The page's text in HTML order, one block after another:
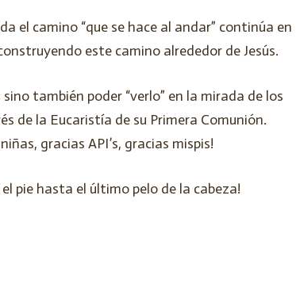
el camino “que se hace al andar” continúa en
este camino alrededor de Jesús.
también poder “verlo” en la mirada de los
de la Eucaristía de su Primera Comunión.
gracias API’s, gracias mispis!
pie hasta el último pelo de la cabeza!